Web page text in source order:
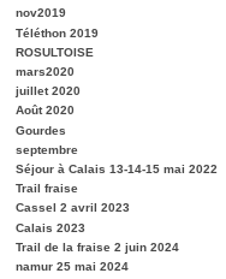
nov2019
Téléthon 2019
ROSULTOISE
mars2020
juillet 2020
Août 2020
Gourdes
septembre
Séjour à Calais 13-14-15 mai 2022
Trail fraise
Cassel 2 avril 2023
Calais 2023
Trail de la fraise 2 juin 2024
namur 25 mai 2024